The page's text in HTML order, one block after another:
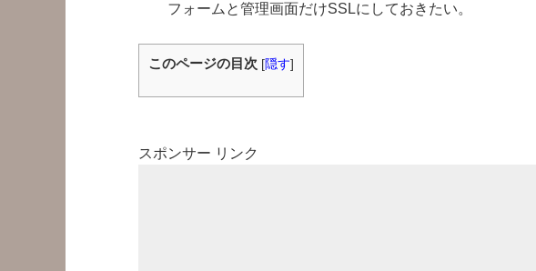
フォームと管理画面だけSSLにしておきたい。
このページの目次 [隠す]
スポンサー リンク